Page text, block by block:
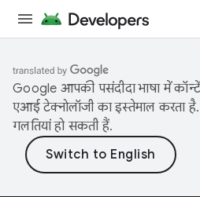
Google आपकी पसंदीदा भाषा में
एआई टेक्नोलॉजी का इस्तेमाल करता
गलतियां हो सकती हैं.